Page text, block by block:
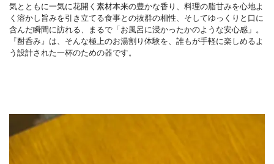
気とともに一気に花開く素材本来の豊かな香り、料理の脂甘みを心地よ
く溶かし旨みを引き立てる食事との抜群の相性、そしてゆっくりと口に
含んだ瞬間に訪れる、まるで「お風呂に浸かったかのような安心感」。
『酎呑み』は、そんな極上のお湯割り体験を、誰もが手軽に楽しめるよ
う設計された一杯のための器です。